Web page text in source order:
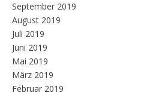
September 2019
August 2019
Juli 2019
Juni 2019
Mai 2019
März 2019
Februar 2019